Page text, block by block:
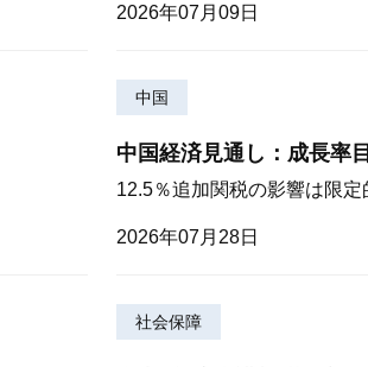
2026年07月09日
中国
中国経済見通し：成長率
12.5％追加関税の影響は限
2026年07月28日
社会保障